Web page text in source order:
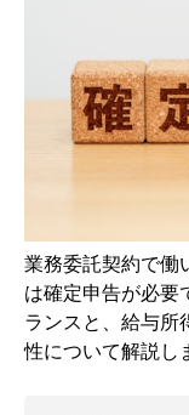
業務委託契約で働
は確定申告が必要
ランスと、給与所
性について解説し